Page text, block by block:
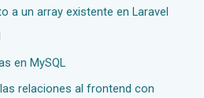
a un array existente en Laravel
en MySQL
relaciones al frontend con